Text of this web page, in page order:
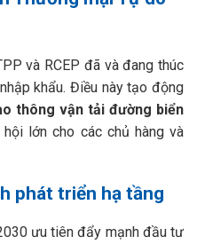
và RCEP đã và đang thúc
khẩu. Điều này tạo động
thông vận tải đường biển
lớn cho các chủ hàng và
phát triển hạ tầng
ưu tiên đẩy mạnh đầu tư